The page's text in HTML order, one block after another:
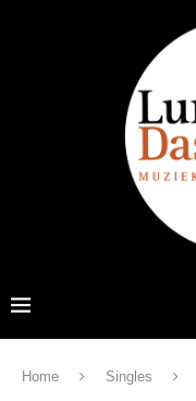
Home Singles